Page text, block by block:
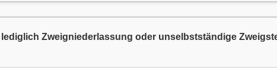
Zweigniederlassung oder unselbstständige